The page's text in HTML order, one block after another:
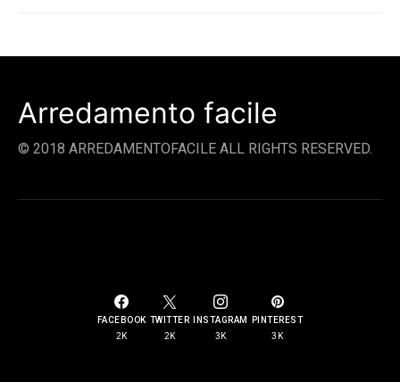
Arredamento facile
© 2018 ARREDAMENTOFACILE ALL RIGHTS RESERVED.
FACEBOOK
2K
TWITTER
2K
INSTAGRAM
3K
PINTEREST
3K